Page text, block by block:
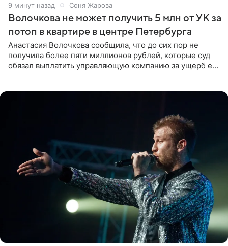
9 минут назад Соня Жарова
Волочкова не может получить 5 млн от УК за
потоп в квартире в центре Петербурга
Анастасия Волочкова сообщила, что до сих пор не
получила более пяти миллионов рублей, которые суд
обязал выплатить управляющую компанию за ущерб ее